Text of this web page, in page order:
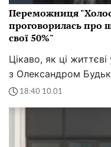
Переможниця
проговорилась про
свої 50%"
Цікаво, як ці
з Олександром
18:40 10.01